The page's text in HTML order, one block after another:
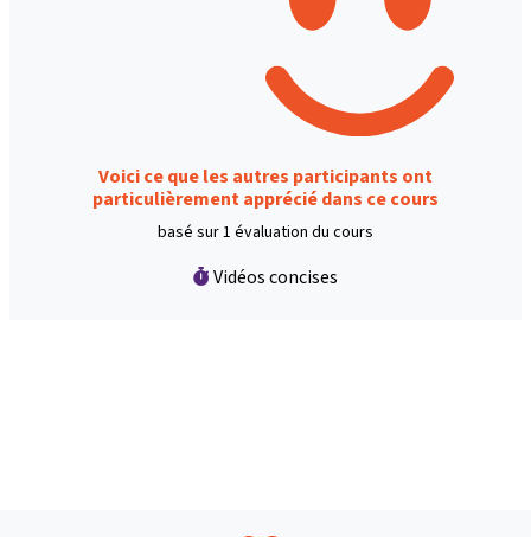
Voici ce que les autres participants ont
particulièrement apprécié dans ce cours
basé sur 1 évaluation du cours
Vidéos concises